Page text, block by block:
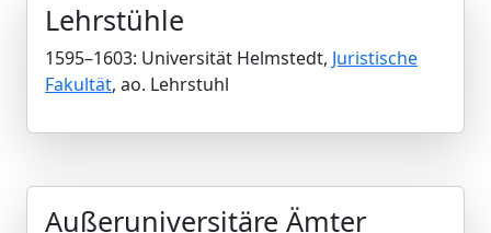
Lehrstühle
1595–1603: Universität Helmstedt, Juristische
Fakultät, ao. Lehrstuhl
Außeruniversitäre Ämter